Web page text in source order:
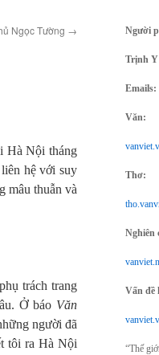
Ngọc Tường →
Hà Nội tháng
hệ với suy
mâu thuẫn và
trách trang
Ở báo Văn
người đã
tôi ra Hà Nội
Người
Trịnh
Emails:
Văn:
Thơ:
Nghiên
Vấn đề
“Thế